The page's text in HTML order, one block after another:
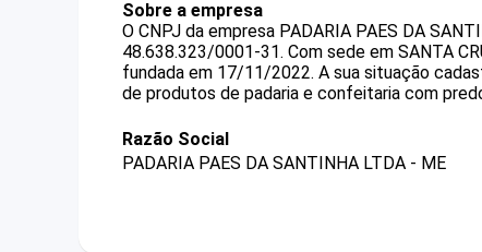
Sobre a empresa
O CNPJ da empresa PADARIA PAES DA
48.638.323/0001-31. Com sede em SANTA
fundada em 17/11/2022. A sua situação
de produtos de padaria e confeitaria com
Razão Social
PADARIA PAES DA SANTINHA LTDA - ME